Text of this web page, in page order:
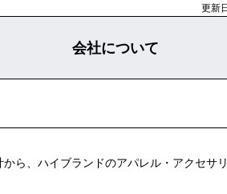
更新
会社について
ら、ハイブランドのアパレル・アクセサ